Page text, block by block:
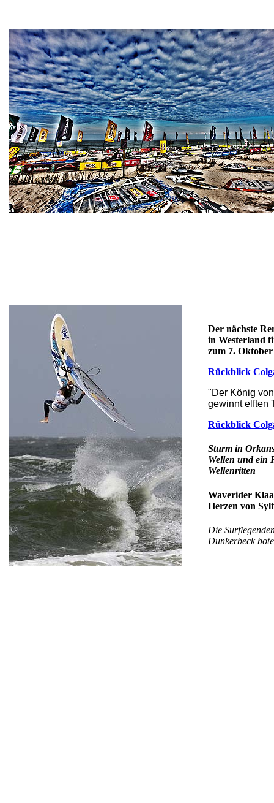
Der nächste
in Westerland
zum 7.
Rückblick
"Der König
gewinnt elften
Rückblick
Sturm in
Wellen und ein
Wellenritten
Waverider
Herzen von Sylt
Die
Dunkerbeck